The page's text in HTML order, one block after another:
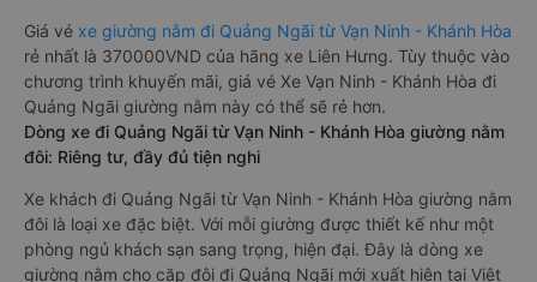
Giá vé xe giường nằm đi Quảng Ngãi từ Vạn Ninh - Khánh Hòa
rẻ nhất là 370000VND của hãng xe Liên Hưng. Tùy thuộc vào
chương trình khuyến mãi, giá vé Xe Vạn Ninh - Khánh Hòa đi
Quảng Ngãi giường nằm này có thể sẽ rẻ hơn.
Dòng xe đi Quảng Ngãi từ Vạn Ninh - Khánh Hòa giường nằm
đôi: Riêng tư, đầy đủ tiện nghi
Xe khách đi Quảng Ngãi từ Vạn Ninh - Khánh Hòa giường nằm
đôi là loại xe đặc biệt. Với mỗi giường được thiết kế như một
phòng ngủ khách sạn sang trọng, hiện đại. Đây là dòng xe
giường nằm cho cặp đôi đi Quảng Ngãi mới xuất hiện tại Việt